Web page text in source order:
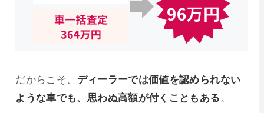
だからこそ、 ディーラーでは価値を認められない
ような車でも、思わぬ高額が付くこともある。